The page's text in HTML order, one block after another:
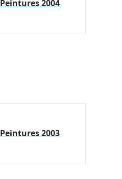
Peintures 2004
Peintures 2003